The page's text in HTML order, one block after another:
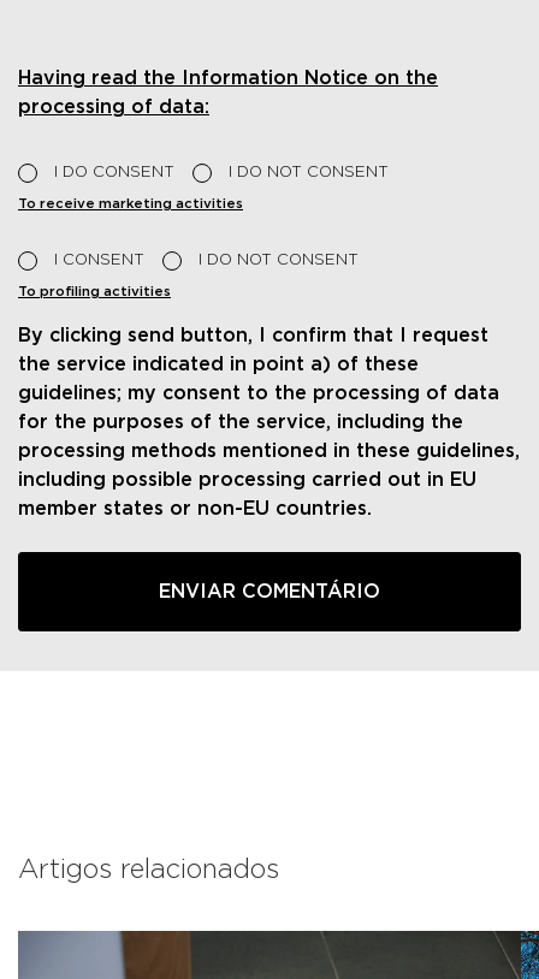
Having read the Information Notice on the
processing of data:
I DO CONSENT I DO NOT CONSENT
To receive marketing activities
I CONSENT I DO NOT CONSENT
To profiling activities
By clicking send button, I confirm that I request
the service indicated in point a) of these
guidelines; my consent to the processing of data
for the purposes of the service, including the
processing methods mentioned in these guidelines,
including possible processing carried out in EU
member states or non-EU countries.
Artigos relacionados